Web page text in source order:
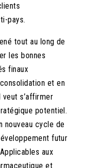
pays.
tout au long de
les bonnes
finaux
et en
s’affirmer
potentiel.
nouveau cycle de
futur
aux
et